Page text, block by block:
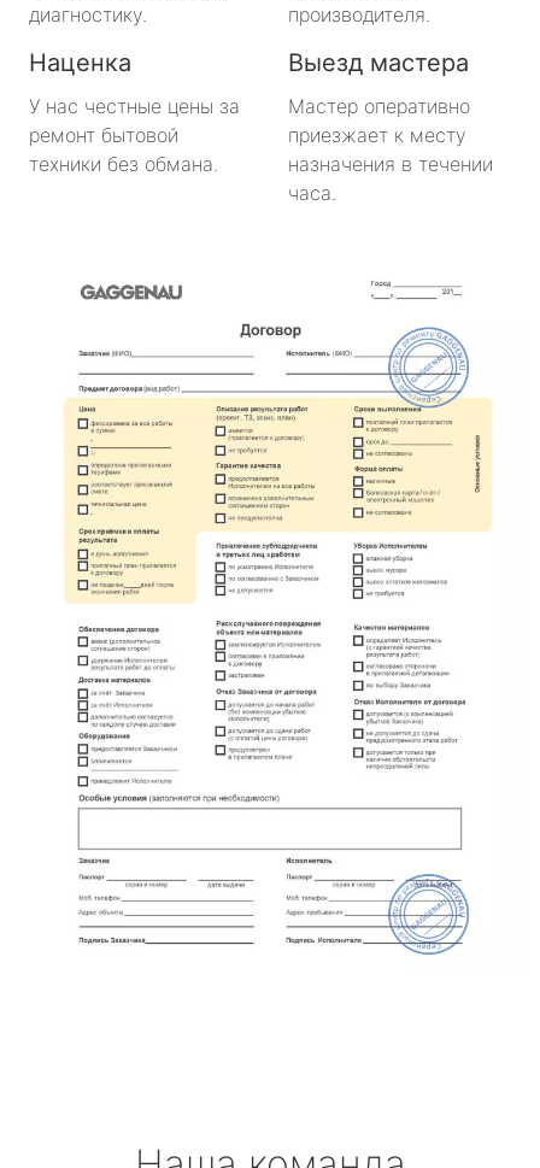
диагностику.
производителя.
Наценка
У нас честные цены за
ремонт бытовой
техники без обмана.
Выезд мастера
Мастер оперативно
приезжает к месту
назначения в течении
часа.